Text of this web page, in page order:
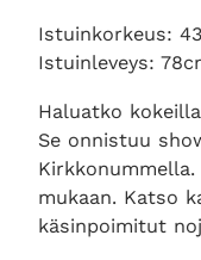
Istuinkorkeus:
Istuinleveys:
Haluatko
Se onnistuu
mukaan. Katso
käsinpoimitut